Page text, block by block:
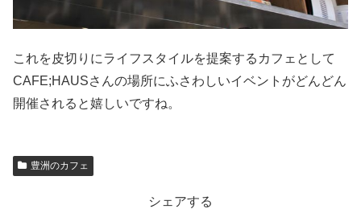
これを皮切りにライフスタイルを提案するカフェとして
CAFE;HAUSさんの場所にふさわしいイベントがどんどん
開催されると嬉しいですね。
豊洲のカフェ
シェアする